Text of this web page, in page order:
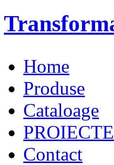
Home
Produse
Cataloage
PROIECTE
Contact